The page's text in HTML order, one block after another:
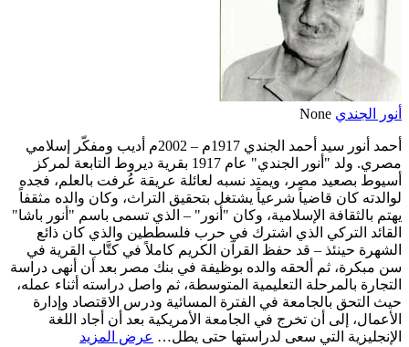
أنور الجندي None
أحمد أنور سيد أحمد الجندي 1917م – 2002م أديب ومفكّر إسلامي
مصري. ولد "أنور الجندي" عام 1917 بقرية ديروط التابعة لمركز
أسيوط بصعيد مصر، ويمتد نسبه لعائلة عريقة عُرفت بالعلم، فجده
لوالدته كان قاضياً شرعياً يشتغل بتحقيق التراث، وكان والده مثقفاً
يهتم بالثقافة الإسلامية، وكان "أنور" – الذي تسمى باسم "أنور باشا"
القائد التركي الذي اشترك في حرب فلسططين والذي كان ذائع
الشهرة حينئذ – قد حفظ القرآن الكريم كاملاً في كتَّاب القرية في
سن مبكرة، ثم ألحقه والده بوظيفة في بنك مصر بعد أن أنهى دراسة
التجارة بالمرحلة التعليمية المتوسطة، ثم واصل دراسته أثناء عمله،
حيث التحق بالجامعة في الفترة المسائية ودرس الاقتصاد وإدارة
الأعمال، إلى أن تخرج في الجامعة الأمريكية بعد أن أجاد اللغة
الإنجليزية التي سعى لدراستها حتى يطل… عرض المزيد